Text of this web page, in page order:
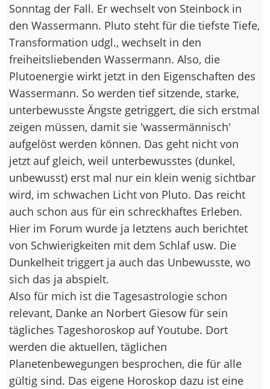
Sonntag der Fall. Er wechselt von Steinbock in
den Wassermann. Pluto steht für die tiefste Tiefe,
Transformation udgl., wechselt in den
freiheitsliebenden Wassermann. Also, die
Plutoenergie wirkt jetzt in den Eigenschaften des
Wassermann. So werden tief sitzende, starke,
unterbewusste Ängste getriggert, die sich erstmal
zeigen müssen, damit sie 'wassermännisch'
aufgelöst werden können. Das geht nicht von
jetzt auf gleich, weil unterbewusstes (dunkel,
unbewusst) erst mal nur ein klein wenig sichtbar
wird, im schwachen Licht von Pluto. Das reicht
auch schon aus für ein schreckhaftes Erleben.
Hier im Forum wurde ja letztens auch berichtet
von Schwierigkeiten mit dem Schlaf usw. Die
Dunkelheit triggert ja auch das Unbewusste, wo
sich das ja abspielt.
Also für mich ist die Tagesastrologie schon
relevant, Danke an Norbert Giesow für sein
tägliches Tageshoroskop auf Youtube. Dort
werden die aktuellen, täglichen
Planetenbewegungen besprochen, die für alle
gültig sind. Das eigene Horoskop dazu ist eine